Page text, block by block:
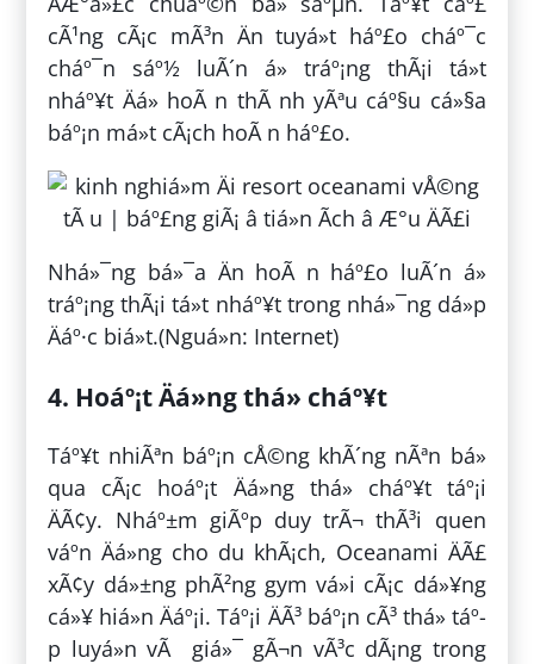
cÃ¹ng cÃ¡c mÃ³n Än tuyá»t háº£o cháº¯c
cháº¯n sáº½ luÃ´n á» tráº¡ng thÃ¡i tá»t
nháº¥t Äá» hoÃ n thÃ nh yÃªu cáº§u cá»§a
báº¡n má»t cÃ¡ch hoÃ n háº£o.
Nhá»¯ng bá»¯a Än hoÃ n háº£o luÃ´n á»
tráº¡ng thÃ¡i tá»t nháº¥t trong nhá»¯ng dá»p
Äáº·c biá»t.(Nguá»n: Internet)
4. Hoáº¡t Äá»ng thá» cháº¥t
Táº¥t nhiÃªn báº¡n cÅ©ng khÃ´ng nÃªn bá»
qua cÃ¡c hoáº¡t Äá»ng thá» cháº¥t táº¡i
ÄÃ¢y. Nháº±m giÃºp duy trÃ¬ thÃ³i quen
váº­n Äá»ng cho du khÃ¡ch, Oceanami ÄÃ£
xÃ¢y dá»±ng phÃ²ng gym vá»i cÃ¡c dá»¥ng
cá»¥ hiá»n Äáº¡i. Táº¡i ÄÃ³ báº¡n cÃ³ thá» táº­
p luyá»n vÃ giá»¯ gÃ¬n vÃ³c dÃ¡ng trong